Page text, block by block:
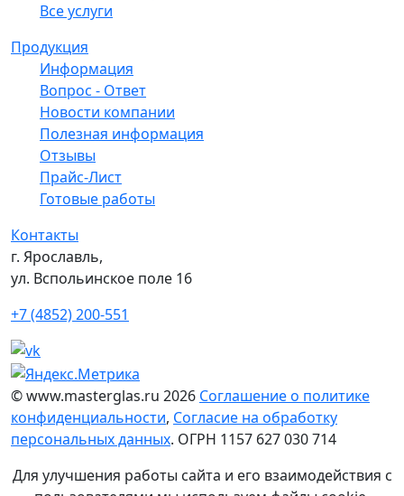
Все услуги
Продукция
Информация
Вопрос - Ответ
Новости компании
Полезная информация
Отзывы
Прайс-Лист
Готовые работы
Контакты
г. Ярославль,
ул. Вспольинское поле 16
+7 (4852) 200-551
© www.masterglas.ru 2026 Соглашение о политике
конфиденциальности, Согласие на обработку
персональных данных. ОГРН 1157 627 030 714
Для улучшения работы сайта и его взаимодействия с